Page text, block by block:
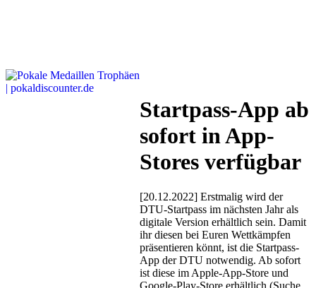
Startpass-App ab
sofort in App-
Stores verfügbar
[20.12.2022] Erstmalig wird der
DTU-Startpass im nächsten Jahr als
digitale Version erhältlich sein. Damit
ihr diesen bei Euren Wettkämpfen
präsentieren könnt, ist die Startpass-
App der DTU notwendig. Ab sofort
ist diese im Apple-App-Store und
Google-Play-Store erhältlich (Suche